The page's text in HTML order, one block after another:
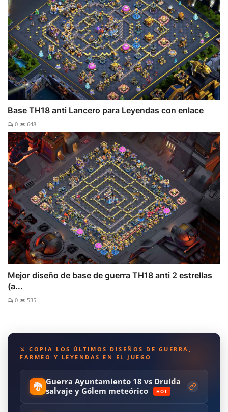
Base TH18 anti Lancero para Leyendas con enlace
0 648
Mejor diseño de base de guerra TH18 anti 2 estrellas
(a...
0 535
⚔️ COPIA LOS ÚLTIMOS DISEÑOS DE GUERRA,
FARMEO Y LEYENDAS EN EL JUEGO
🐉 Guerra Ayuntamiento 18 vs Druida
salvaje y Gólem meteórico
HOT